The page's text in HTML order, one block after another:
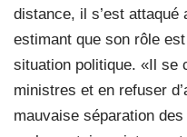
distance, il s’est attaqué
estimant que son rôle
situation politique. «Il se
ministres et en refuser
mauvaise séparation